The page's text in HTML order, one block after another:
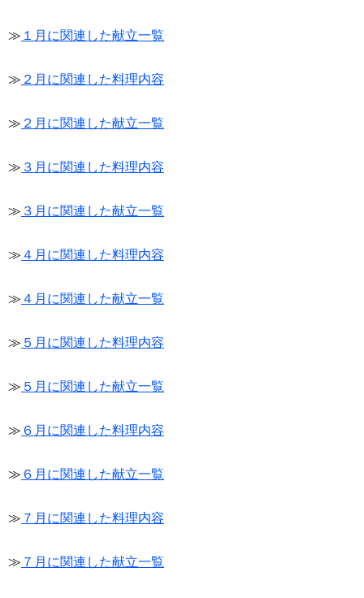
≫ １月に関連した献立一覧
≫ ２月に関連した料理内容
≫ ２月に関連した献立一覧
≫ ３月に関連した料理内容
≫ ３月に関連した献立一覧
≫ ４月に関連した料理内容
≫ ４月に関連した献立一覧
≫ ５月に関連した料理内容
≫ ５月に関連した献立一覧
≫ ６月に関連した料理内容
≫ ６月に関連した献立一覧
≫ ７月に関連した料理内容
≫ ７月に関連した献立一覧